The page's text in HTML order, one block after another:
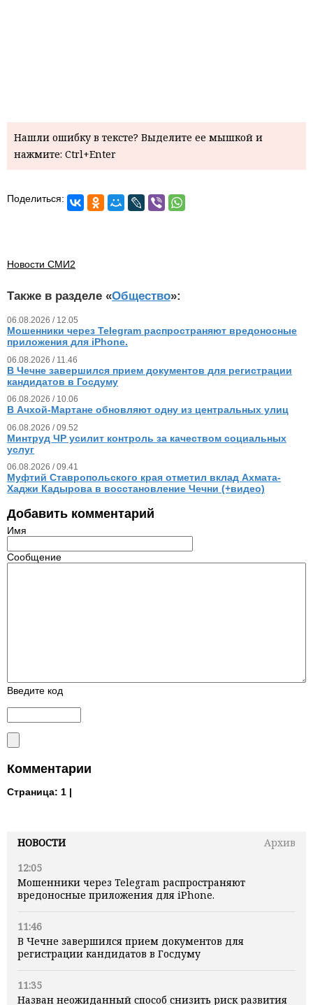
НОВОСТИ
Архив
12:05
Мошенники через Telegram распространяют
вредоносные приложения для iPhone.
11:46
В Чечне завершился прием документов для
регистрации кандидатов в Госдуму
11:35
Назван неожиданный способ снизить риск развития
Нашли ошибку в тексте? Выделите ее мышкой и
нажмите: Ctrl+Enter
Поделиться:
Новости СМИ2
Также в разделе «Общество»:
06.08.2026 / 12.05
Мошенники через Telegram распространяют вредоносные
приложения для iPhone.
06.08.2026 / 11.46
В Чечне завершился прием документов для регистрации
кандидатов в Госдуму
06.08.2026 / 10.06
В Ачхой-Мартане обновляют одну из центральных улиц
06.08.2026 / 09.52
Минтруд ЧР усилит контроль за качеством социальных
услуг
06.08.2026 / 09.41
Муфтий Ставропольского края отметил вклад Ахмата-
Хаджи Кадырова в восстановление Чечни (+видео)
Добавить комментарий
Имя
Сообщение
Введите код
Комментарии
Страница: 1 |